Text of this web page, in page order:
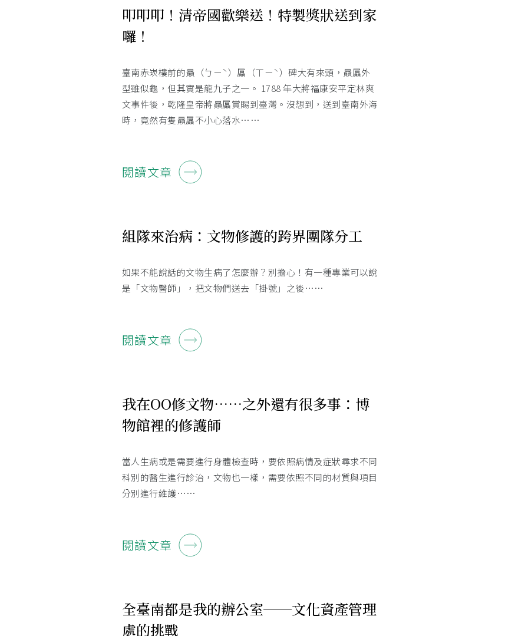
叩叩叩！清帝國歡樂送！特製獎狀送到家
囉！
臺南赤崁樓前的贔（ㄅㄧˋ）屭（ㄒㄧˋ）碑大有來頭，贔屭外
型雖似龜，但其實是龍九子之一。 1788 年大將福康安平定林爽
文事件後，乾隆皇帝將贔屭賞賜到臺灣。沒想到，送到臺南外海
時，竟然有隻贔屭不小心落水……
閱讀文章
組隊來治病：文物修護的跨界團隊分工
如果不能說話的文物生病了怎麼辦？別擔心！有一種專業可以說
是「文物醫師」，把文物們送去「掛號」之後……
閱讀文章
我在OO修文物……之外還有很多事：博
物館裡的修護師
當人生病或是需要進行身體檢查時，要依照病情及症狀尋求不同
科別的醫生進行診治，文物也一樣，需要依照不同的材質與項目
分別進行維護……
閱讀文章
全臺南都是我的辦公室──文化資產管理
處的挑戰